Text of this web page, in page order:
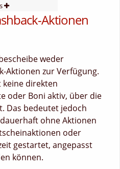
Aktionen
weder
Aktionen zur Verfügung.
keine direkten
oder Boni aktiv, über die
Das bedeutet jedoch
ohne Aktionen
oder
gestartet, angepasst
können.